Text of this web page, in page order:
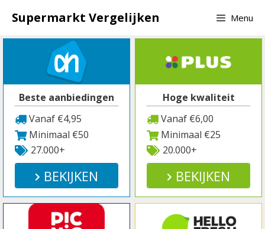
naar
inhoud
Supermarkt Vergelijken Menu
Beste aanbiedingen
Vanaf €4,95
Minimaal €50
27.000+
BEKIJKEN
Hoge kwaliteit
Vanaf €6,00
Minimaal €25
20.000+
BEKIJKEN